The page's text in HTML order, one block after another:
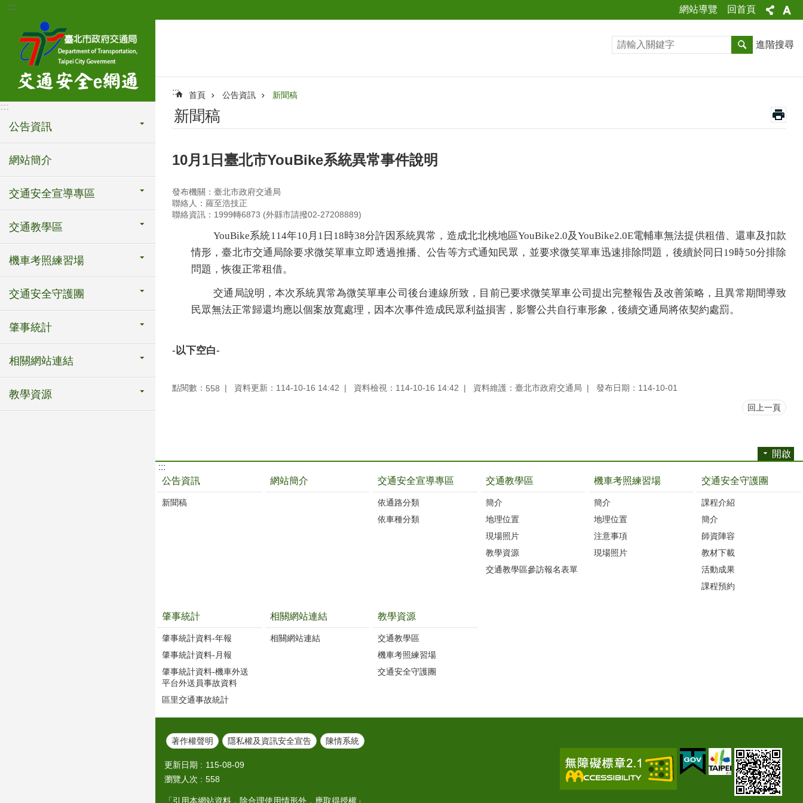
跳到主要內容區塊
::: 網站導覽 回首頁
:::
公告資訊
網站簡介
交通安全宣導專區
交通教學區
機車考照練習場
交通安全守護團
肇事統計
相關網站連結
教學資源
進階搜尋
::: 首頁 公告資訊 新聞稿
新聞稿
10月1日臺北市YouBike系統異常事件說明
發布機關：臺北市政府交通局
聯絡人：羅至浩技正
聯絡資訊：1999轉6873 (外縣市請撥02-27208889)
YouBike系統114年10月1日18時38分許因系統異常，造成北北桃地區YouBike2.0及YouBike2.0E電輔車無法提供租借、還車及扣款
情形，臺北市交通局除要求微笑單車立即透過推播、公告等方式通知民眾，並要求微笑單車迅速排除問題，後續於同日19時50分排除
問題，恢復正常租借。
交通局說明，本次系統異常為微笑單車公司後台連線所致，目前已要求微笑單車公司提出完整報告及改善策略，且異常期間導致
民眾無法正常歸還均應以個案放寬處理，因本次事件造成民眾利益損害，影響公共自行車形象，後續交通局將依契約處罰。
-以下空白-
點閱數： 558 資料更新：114-10-16 14:42 資料檢視：114-10-16 14:42 資料維護：臺北市政府交通局 發布日期：114-10-01
回上一頁
開啟
:::
公告資訊
新聞稿
網站簡介 交通安全宣導專區
依通路分類
依車種分類
交通教學區
簡介
地理位置
現場照片
教學資源
交通教學區參訪報名表單
機車考照練習場
簡介
地理位置
注意事項
現場照片
交通安全守護團
課程介紹
簡介
師資陣容
教材下載
活動成果
課程預約
肇事統計
肇事統計資料-年報
肇事統計資料-月報
肇事統計資料-機車外送
平台外送員事故資料
區里交通事故統計
相關網站連結
相關網站連結
教學資源
交通教學區
機車考照練習場
交通安全守護團
著作權聲明 隱私權及資訊安全宣告 陳情系統
更新日期
115-08-09
瀏覽人次
558
「引用本網站資料，除合理使用情形外，應取得授權」